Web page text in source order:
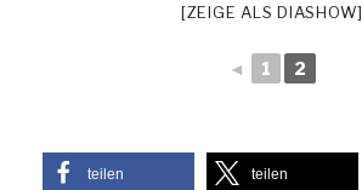
[ZEIGE ALS DIASHOW]
◄ 1 2
teilen teilen